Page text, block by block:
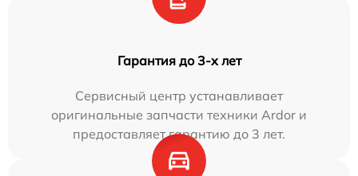
Гарантия до 3-х лет
Сервисный центр устанавливает
оригинальные запчасти техники Ardor и
предоставляет гарантию до 3 лет.